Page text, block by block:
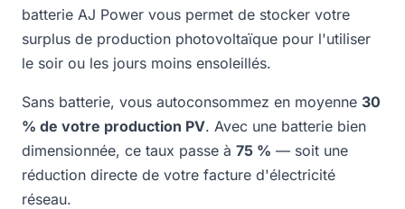
batterie AJ Power vous permet de stocker votre
surplus de production photovoltaïque pour l'utiliser
le soir ou les jours moins ensoleillés.
Sans batterie, vous autoconsommez en moyenne 30
% de votre production PV. Avec une batterie bien
dimensionnée, ce taux passe à 75 % — soit une
réduction directe de votre facture d'électricité
réseau.